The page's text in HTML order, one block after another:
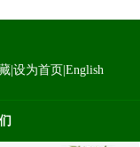
设为首页 English